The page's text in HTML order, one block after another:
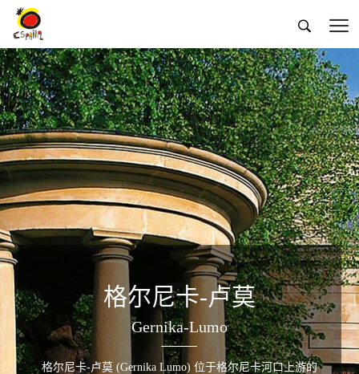
 
格尔尼卡-卢莫
Gernika-Lumo
格尔尼卡-卢莫 (Gernika Lumo) 位于格尔尼卡河口上游的